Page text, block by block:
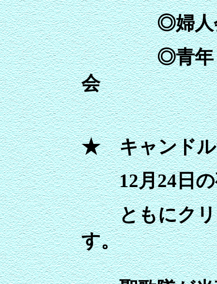
◎婦
◎青年
★ キャンドル
12月24日の
ともにクリ
す。